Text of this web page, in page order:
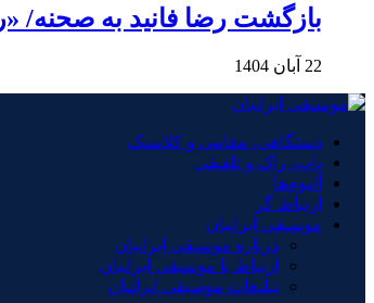
بازگشت رضا فانید به صحنه/
22 آبان 1404
دستگاهی، مقامی و کلاسیک
پاپ، راک و تلفیقی
آلبوم‌ها
ارتباط گر
موسیقی ایرانیان
درباره موسیقی ایرانیان
ارتباط با موسیقی ایرانیان
تبلیغات موسیقی ایرانیان